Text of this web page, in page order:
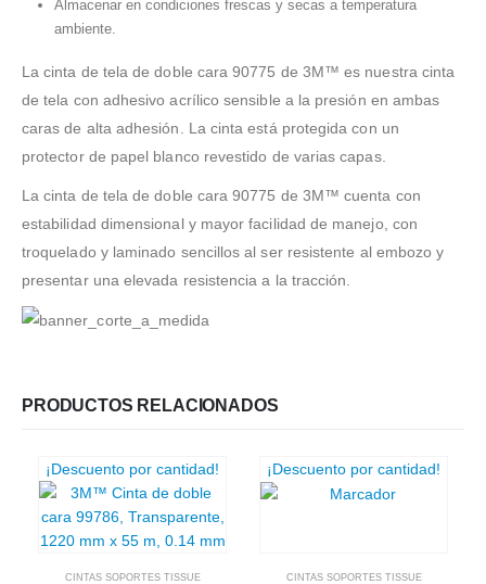
Almacenar en condiciones frescas y secas a temperatura
ambiente.
La cinta de tela de doble cara 90775 de 3M™ es nuestra cinta
de tela con adhesivo acrílico sensible a la presión en ambas
caras de alta adhesión. La cinta está protegida con un
protector de papel blanco revestido de varias capas.
La cinta de tela de doble cara 90775 de 3M™ cuenta con
estabilidad dimensional y mayor facilidad de manejo, con
troquelado y laminado sencillos al ser resistente al embozo y
presentar una elevada resistencia a la tracción.
PRODUCTOS RELACIONADOS
¡Descuento por cantidad!
CINTAS SOPORTES TISSUE
¡Descuento por cantidad!
CINTAS SOPORTES TISSUE